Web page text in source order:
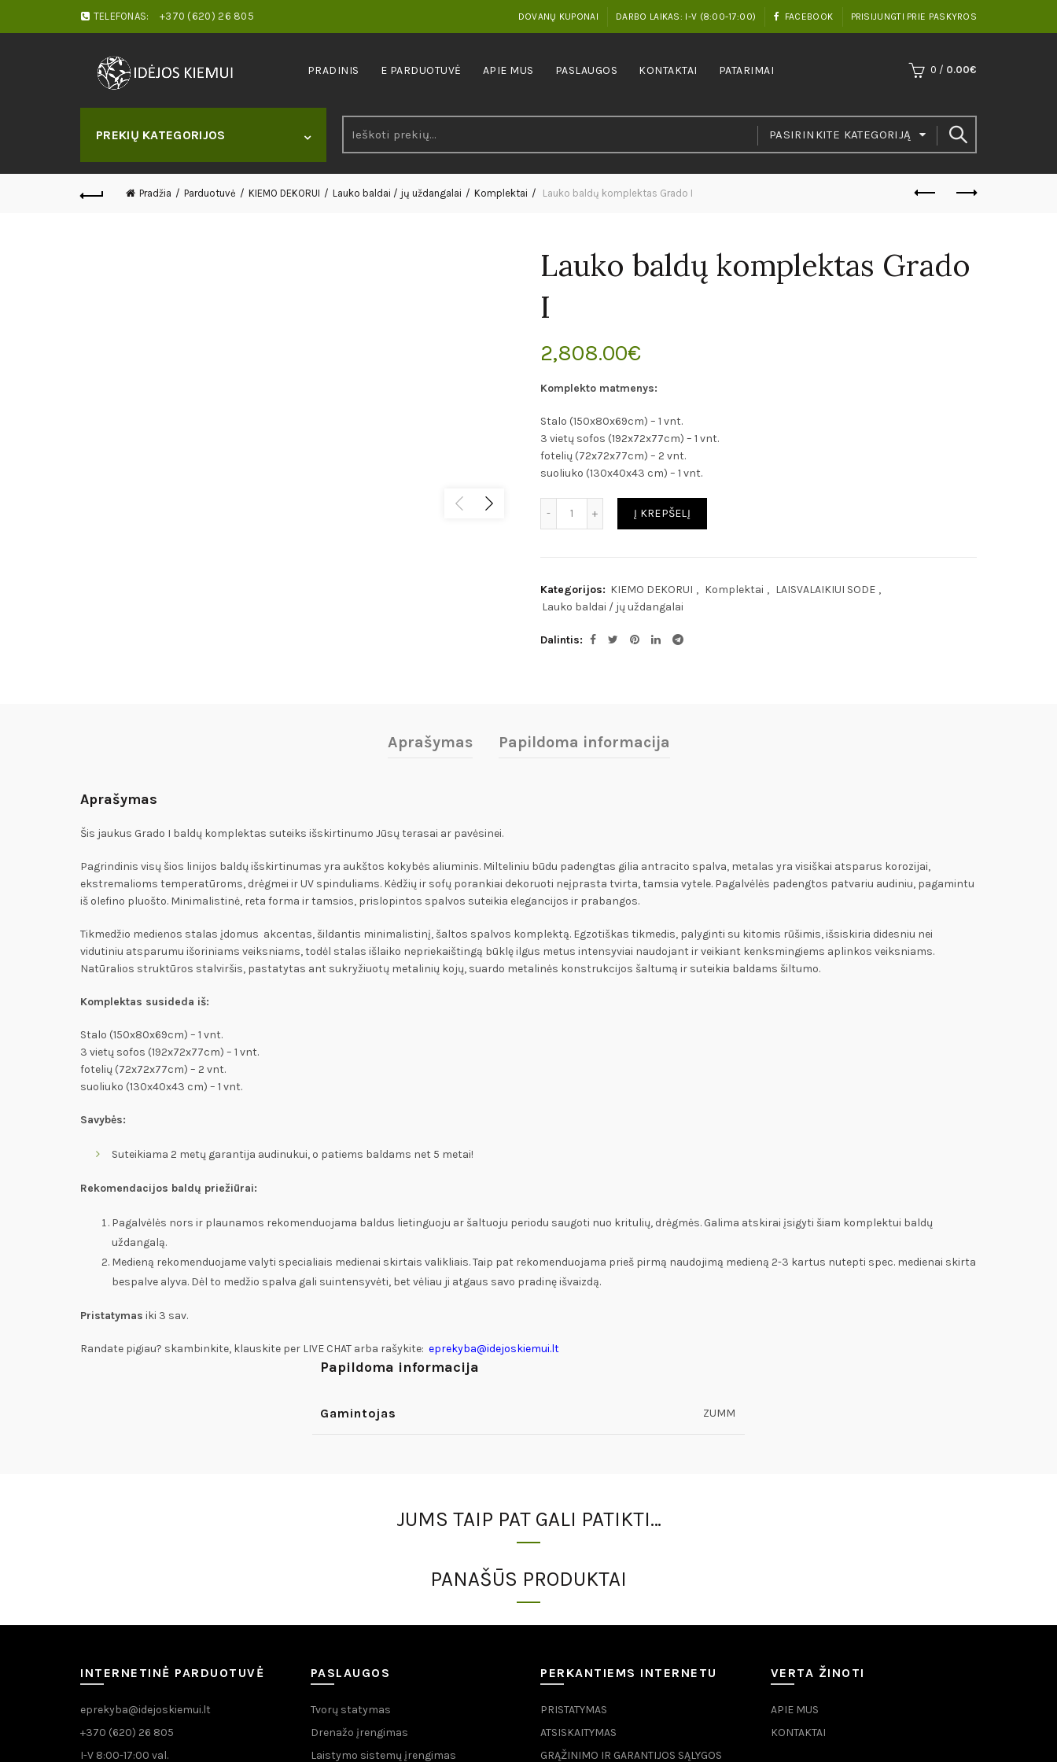
TELEFONAS: +370 (620) 26 805 DOVANŲ KUPONAI DARBO LAIKAS: I-V (8:00-17:00) FACEBOOK PRISIJUNGTI PRIE PASKYROS
PRADINIS E PARDUOTUVĖ APIE MUS PASLAUGOS KONTAKTAI PATARIMAI 0 / 0.00€
PREKIŲ KATEGORIJOS
for:
PASIRINKITE KATEGORIJĄ
Pradžia Parduotuvė KIEMO DEKORUI Lauko baldai / jų uždangalai Komplektai Lauko baldų komplektas Grado I
Lauko baldų komplektas Grado
I
2,808.00€
Komplekto matmenys:
Stalo (150x80x69cm) – 1 vnt.
3 vietų sofos (192x72x77cm) – 1 vnt.
fotelių (72x72x77cm) – 2 vnt.
suoliuko (130x40x43 cm) – 1 vnt.
Į KREPŠELĮ
Kategorijos: KIEMO DEKORUI , Komplektai , LAISVALAIKIUI SODE ,
Lauko baldai / jų uždangalai
Dalintis
Aprašymas Papildoma informacija
Aprašymas
Šis jaukus Grado I baldų komplektas suteiks išskirtinumo Jūsų terasai ar pavėsinei.
Pagrindinis visų šios linijos baldų išskirtinumas yra aukštos kokybės aliuminis. Milteliniu būdu padengtas gilia antracito spalva, metalas yra visiškai atsparus korozijai,
ekstremalioms temperatūroms, drėgmei ir UV spinduliams. Kėdžių ir sofų porankiai dekoruoti neįprasta tvirta, tamsia vytele. Pagalvėlės padengtos patvariu audiniu, pagamintu
iš olefino pluošto. Minimalistinė, reta forma ir tamsios, prislopintos spalvos suteikia elegancijos ir prabangos.
Tikmedžio medienos stalas įdomus akcentas, šildantis minimalistinį, šaltos spalvos komplektą. Egzotiškas tikmedis, palyginti su kitomis rūšimis, išsiskiria didesniu nei
vidutiniu atsparumu išoriniams veiksniams, todėl stalas išlaiko nepriekaištingą būklę ilgus metus intensyviai naudojant ir veikiant kenksmingiems aplinkos veiksniams.
Natūralios struktūros stalviršis, pastatytas ant sukryžiuotų metalinių kojų, suardo metalinės konstrukcijos šaltumą ir suteikia baldams šiltumo.
Komplektas susideda iš:
Stalo (150x80x69cm) – 1 vnt.
3 vietų sofos (192x72x77cm) – 1 vnt.
fotelių (72x72x77cm) – 2 vnt.
suoliuko (130x40x43 cm) – 1 vnt.
Savybės:
Suteikiama 2 metų garantija audinukui, o patiems baldams net 5 metai!
Rekomendacijos baldų priežiūrai:
Pagalvėlės nors ir plaunamos rekomenduojama baldus lietinguoju ar šaltuoju periodu saugoti nuo kritulių, drėgmės. Galima atskirai įsigyti šiam komplektui baldų
uždangalą.
Medieną rekomenduojame valyti specialiais medienai skirtais valikliais. Taip pat rekomenduojama prieš pirmą naudojimą medieną 2-3 kartus nutepti spec. medienai skirta
bespalve alyva. Dėl to medžio spalva gali suintensyvėti, bet vėliau ji atgaus savo pradinę išvaizdą.
Pristatymas iki 3 sav.
Randate pigiau? skambinkite, klauskite per LIVE CHAT arba rašykite: eprekyba@idejoskiemui.lt
Papildoma informacija
Gamintojas ZUMM
JUMS TAIP PAT GALI PATIKTI…
PANAŠŪS PRODUKTAI
INTERNETINĖ PARDUOTUVĖ
eprekyba@idejoskiemui.lt
+370 (620) 26 805
I-V 8:00-17:00 val.
PASLAUGOS
Tvorų statymas
Drenažo įrengimas
Laistymo sistemų įrengimas
PERKANTIEMS INTERNETU
PRISTATYMAS
ATSISKAITYMAS
GRĄŽINIMO IR GARANTIJOS SĄLYGOS
VERTA ŽINOTI
APIE MUS
KONTAKTAI